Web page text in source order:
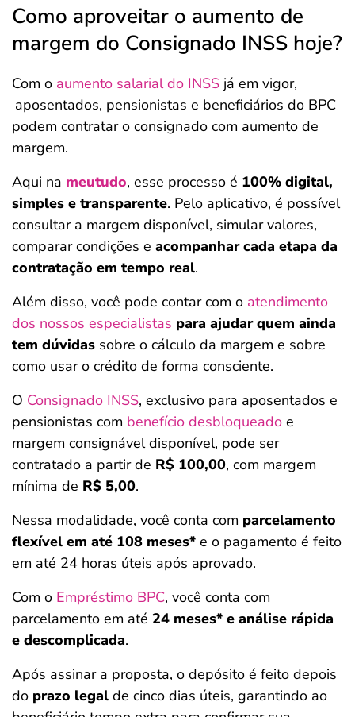
Como aproveitar o aumento de
margem do Consignado INSS hoje?
Com o aumento salarial do INSS já em vigor,
aposentados, pensionistas e beneficiários do BPC
podem contratar o consignado com aumento de
margem.
Aqui na meutudo, esse processo é 100% digital,
simples e transparente. Pelo aplicativo, é possível
consultar a margem disponível, simular valores,
comparar condições e acompanhar cada etapa da
contratação em tempo real.
Além disso, você pode contar com o atendimento
dos nossos especialistas para ajudar quem ainda
tem dúvidas sobre o cálculo da margem e sobre
como usar o crédito de forma consciente.
O Consignado INSS, exclusivo para aposentados e
pensionistas com benefício desbloqueado e
margem consignável disponível, pode ser
contratado a partir de R$ 100,00, com margem
mínima de R$ 5,00.
Nessa modalidade, você conta com parcelamento
flexível em até 108 meses* e o pagamento é feito
em até 24 horas úteis após aprovado.
Com o Empréstimo BPC, você conta com
parcelamento em até 24 meses* e análise rápida
e descomplicada.
Após assinar a proposta, o depósito é feito depois
do prazo legal de cinco dias úteis, garantindo ao